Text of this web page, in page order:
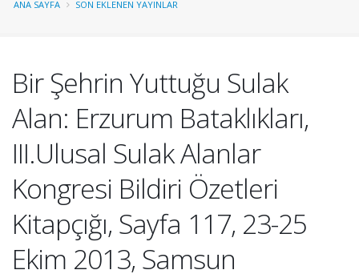
ANA SAYFA SON EKLENEN YAYINLAR
Bir Şehrin Yuttuğu Sulak
Alan: Erzurum Bataklıkları,
III.Ulusal Sulak Alanlar
Kongresi Bildiri Özetleri
Kitapçığı, Sayfa 117, 23-25
Ekim 2013, Samsun